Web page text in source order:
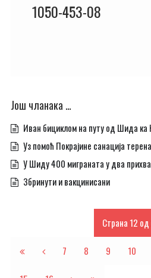
1050-453-08
Још чланака …
Иван бициклом на путу од Шида ка
Уз помоћ Покрајине санација
У Шиду 400 миграната у два
Збринути и вакцинисани
7 8 9 10
Страна 12